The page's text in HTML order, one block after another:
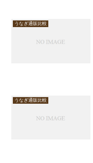
うなぎ通販比較
うなぎ通販比較